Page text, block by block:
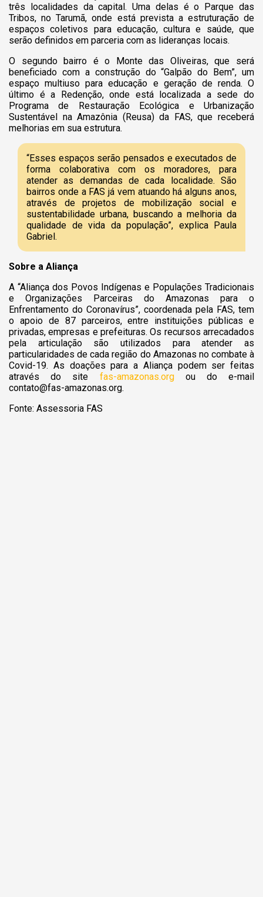
três localidades da capital. Uma delas é o Parque das
Tribos, no Tarumã, onde está prevista a estruturação de
espaços coletivos para educação, cultura e saúde, que
serão definidos em parceria com as lideranças locais.
O segundo bairro é o Monte das Oliveiras, que será
beneficiado com a construção do “Galpão do Bem”, um
espaço multiuso para educação e geração de renda. O
último é a Redenção, onde está localizada a sede do
Programa de Restauração Ecológica e Urbanização
Sustentável na Amazônia (Reusa) da FAS, que receberá
melhorias em sua estrutura.
“Esses espaços serão pensados e executados de
forma colaborativa com os moradores, para
atender as demandas de cada localidade. São
bairros onde a FAS já vem atuando há alguns anos,
através de projetos de mobilização social e
sustentabilidade urbana, buscando a melhoria da
qualidade de vida da população”, explica Paula
Gabriel.
Sobre a Aliança
A “Aliança dos Povos Indígenas e Populações Tradicionais
e Organizações Parceiras do Amazonas para o
Enfrentamento do Coronavírus”, coordenada pela FAS, tem
o apoio de 87 parceiros, entre instituições públicas e
privadas, empresas e prefeituras. Os recursos arrecadados
pela articulação são utilizados para atender as
particularidades de cada região do Amazonas no combate à
Covid-19. As doações para a Aliança podem ser feitas
através do site
fas-amazonas.orgou do e-mail
contato@fas-amazonas.org.
Fonte: Assessoria FAS